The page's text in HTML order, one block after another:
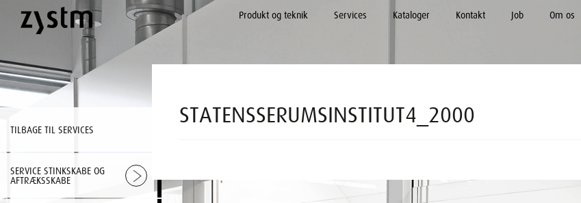
Produkt og teknik Services Kataloger Kontakt Job Om os
TILBAGE TIL SERVICES
SERVICE STINKSKABE OG
AFTRÆKSSKABE
STATENSSERUMSINSTITUT4_2000